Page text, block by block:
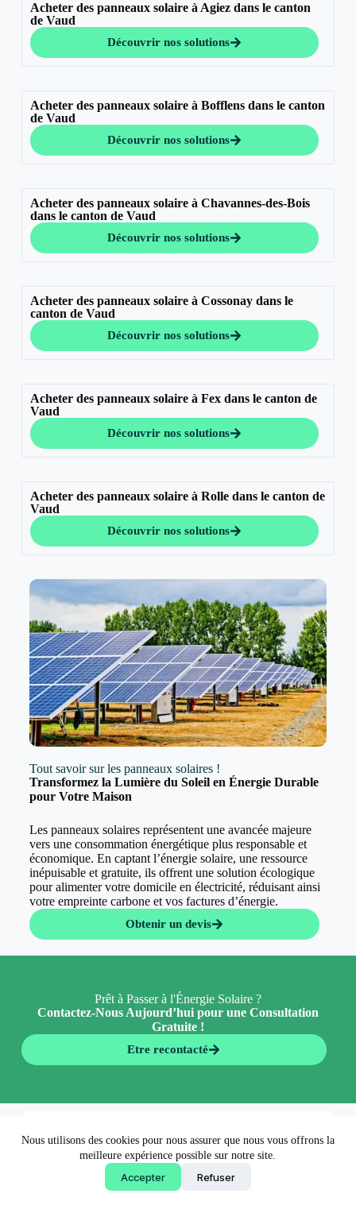
Nous utilisons des cookies pour nous assurer que nous vous offrons la
meilleure expérience possible sur notre site.
Accepter Refuser
Acheter des panneaux solaire à Agiez dans le canton
de Vaud
Découvrir nos solutions
Acheter des panneaux solaire à Bofflens dans le canton
de Vaud
Découvrir nos solutions
Acheter des panneaux solaire à Chavannes-des-Bois
dans le canton de Vaud
Découvrir nos solutions
Acheter des panneaux solaire à Cossonay dans le
canton de Vaud
Découvrir nos solutions
Acheter des panneaux solaire à Fex dans le canton de
Vaud
Découvrir nos solutions
Acheter des panneaux solaire à Rolle dans le canton de
Vaud
Découvrir nos solutions
Tout savoir sur les panneaux solaires !
Transformez la Lumière du Soleil en Énergie Durable
pour Votre Maison
Les panneaux solaires représentent une avancée majeure
vers une consommation énergétique plus responsable et
économique. En captant l’énergie solaire, une ressource
inépuisable et gratuite, ils offrent une solution écologique
pour alimenter votre domicile en électricité, réduisant ainsi
votre empreinte carbone et vos factures d’énergie.
Obtenir un devis
Prêt à Passer à l'Énergie Solaire ?
Contactez-Nous Aujourd’hui pour une Consultation
Gratuite !
Etre recontacté
Obtenir un devis
Copyright © 2026 - EconormWay - Solutions écologiques